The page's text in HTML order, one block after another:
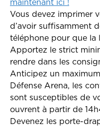
maintenant ici !
Vous devez imprimer
d’avoir suffisamment
téléphone pour que la
Apportez le strict
rendre dans les
Anticipez un
Défense Arena, les
sont susceptibles de
ouvrent à partir de
Devenez les porte-